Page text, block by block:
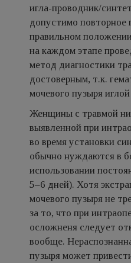
игла-проводник/
допустимо повторное
правильном
на каждом этапе
метод диагностики
достоверным, т.к.
мочевого пузыря
Женщины с травмой
выявленной при
во время установки
обычно нуждаются в
использовании
5–6 дней). Хотя
мочевого пузыря не
за то, что при
осложненя следует
вообще.
пузыря может